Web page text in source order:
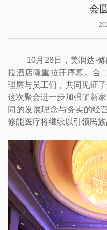
会
10月28日，美润达-
拉酒店隆重拉开序幕。合
理层与员工们，共同见证
这次聚会进一步加强了新
同的发展理念与务实的经
修能医疗将继续以引领民